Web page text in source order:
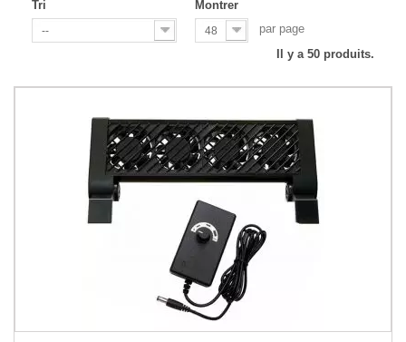
Tri
--
Montrer
48
par page
Il y a 50 produits.